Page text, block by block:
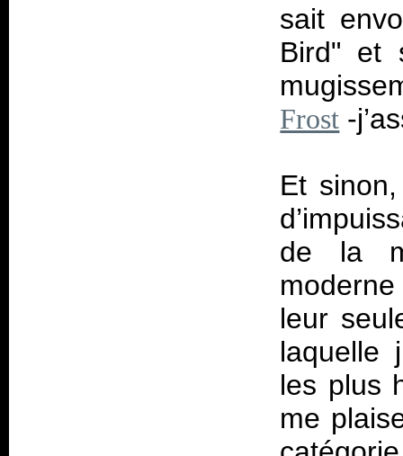
sait
Bird" et
Frost -
Et
de la
leur
laquelle
les plus
me